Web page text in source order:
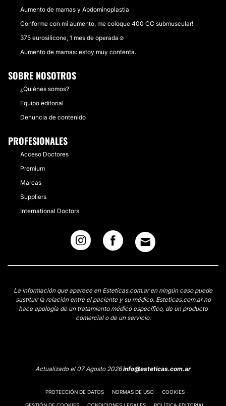
Aumento de mamas y Abdominoplastia
Conforme con mi aumento, me coloque 400 CC submuscular!
375 eurosilicone, 1 mes de operada☺️
Aumento de mamas: estoy muy contenta.
SOBRE NOSOTROS
¿Quiénes somos?
Equipo editorial
Denuncia de contenido
PROFESIONALES
Acceso Doctores
Premium
Marcas
Suppliers
International Doctors
La información que aparece en Esteticas.com.ar en ningún caso puede
sustituir la relación entre el paciente y su médico. Esteticas.com.ar no
hace apología de un tratamiento médico específico, de un producto
comercial o de un servicio.
Actualizado el 07 Agosto 2026info@esteticas.com.ar
PROTECCIÓN DE DATOS NORMAS DE USO COOKIES